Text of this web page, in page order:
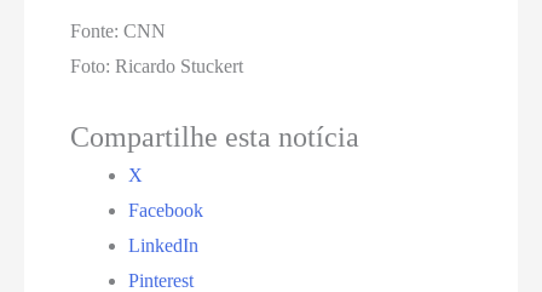
Fonte: CNN
Foto: Ricardo Stuckert
Compartilhe esta notícia
X
Facebook
LinkedIn
Pinterest